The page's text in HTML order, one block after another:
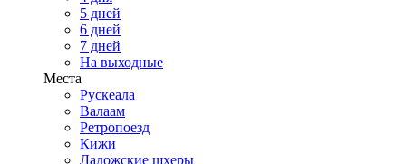
5 дней
6 дней
7 дней
На выходные
Места
Рускеала
Валаам
Ретропоезд
Кижи
Ладожские шхеры